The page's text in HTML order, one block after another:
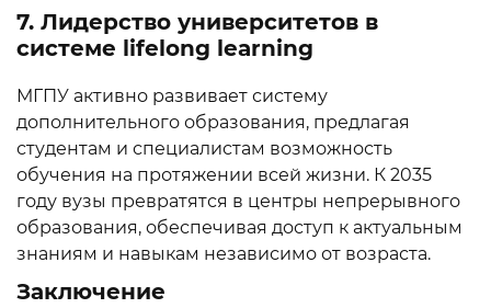
7. Лидерство университетов в
системе lifelong learning
МГПУ активно развивает систему
дополнительного образования, предлагая
студентам и специалистам возможность
обучения на протяжении всей жизни. К 2035
году вузы превратятся в центры непрерывного
образования, обеспечивая доступ к актуальным
знаниям и навыкам независимо от возраста.
Заключение